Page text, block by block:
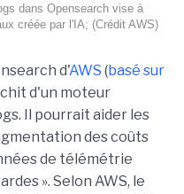
dans Opensearch vise à
créée par l'IA; (Crédit AWS)
d'AWS (basé sur
d'un moteur
Il pourrait aider les
des coûts
de télémétrie
». Selon AWS, le